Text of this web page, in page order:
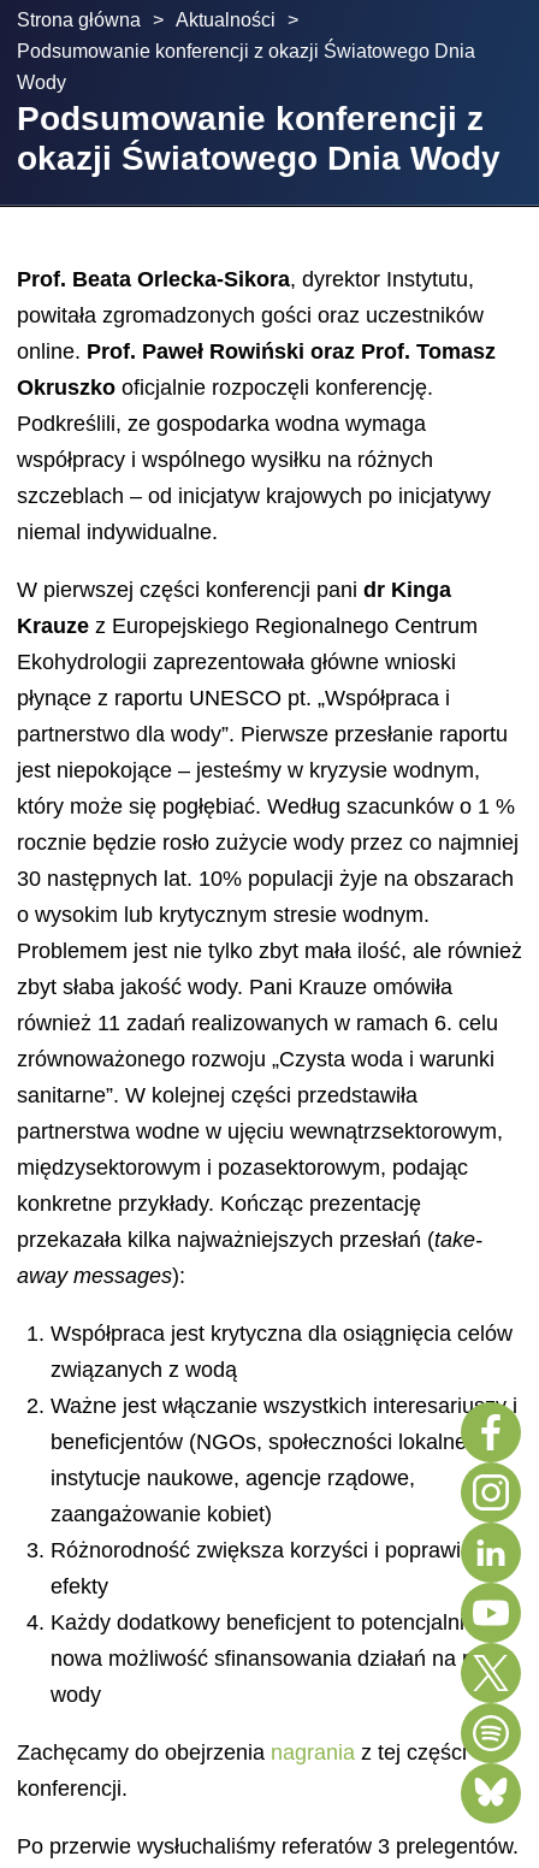
Strona główna > Aktualności
>
Podsumowanie konferencji z okazji Światowego Dnia
Wody
Podsumowanie konferencji z
okazji Światowego Dnia Wody
Prof. Beata Orlecka-Sikora, dyrektor Instytutu,
powitała zgromadzonych gości oraz uczestników
online. Prof. Paweł Rowiński oraz Prof. Tomasz
Okruszkooficjalnie rozpoczęli konferencję.
Podkreślili, ze gospodarka wodna wymaga
współpracy i wspólnego wysiłku na różnych
szczeblach – od inicjatyw krajowych po inicjatywy
niemal indywidualne.
W pierwszej części konferencji pani dr Kinga
Krauzez Europejskiego Regionalnego Centrum
Ekohydrologii zaprezentowała główne wnioski
płynące z raportu UNESCO pt. „Współpraca i
partnerstwo dla wody”. Pierwsze przesłanie raportu
jest niepokojące – jesteśmy w kryzysie wodnym,
który może się pogłębiać. Według szacunków o 1 %
rocznie będzie rosło zużycie wody przez co najmniej
30 następnych lat. 10% populacji żyje na obszarach
o wysokim lub krytycznym stresie wodnym.
Problemem jest nie tylko zbyt mała ilość, ale również
zbyt słaba jakość wody. Pani Krauze omówiła
również 11 zadań realizowanych w ramach 6. celu
zrównoważonego rozwoju „Czysta woda i warunki
sanitarne”. W kolejnej części przedstawiła
partnerstwa wodne w ujęciu wewnątrzsektorowym,
międzysektorowym i pozasektorowym, podając
konkretne przykłady. Kończąc prezentację
przekazała kilka najważniejszych przesłań (take-
away messages):
Współpraca jest krytyczna dla osiągnięcia celów
związanych z wodą
Ważne jest włączanie wszystkich interesariuszy i
beneficjentów (NGOs, społeczności lokalne,
instytucje naukowe, agencje rządowe,
zaangażowanie kobiet)
Różnorodność zwiększa korzyści i poprawia
efekty
Każdy dodatkowy beneficjent to potencjalnie
nowa możliwość sfinansowania działań na rzecz
wody
Zachęcamy do obejrzenia nagrania z tej części
konferencji.
Po przerwie wysłuchaliśmy referatów 3 prelegentów.